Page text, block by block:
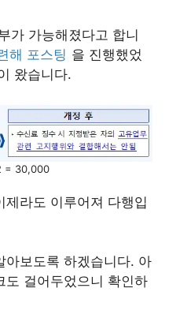
가 가능해졌다고 합니
해 포스팅 을 진행했었
왔습니다.
= 30,000
라도 이루어져 다행입
아보도록 하겠습니다. 아
도 걸어두었으니 확인하